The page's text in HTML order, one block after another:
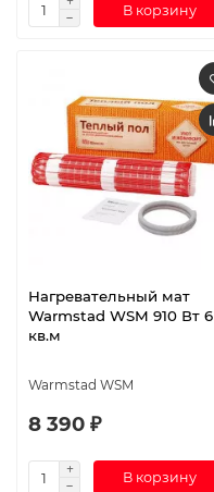
В корзину
Нагревательный мат
Warmstad WSM 910 Вт 6
кв.м
Warmstad WSM
8 390 ₽
В корзину